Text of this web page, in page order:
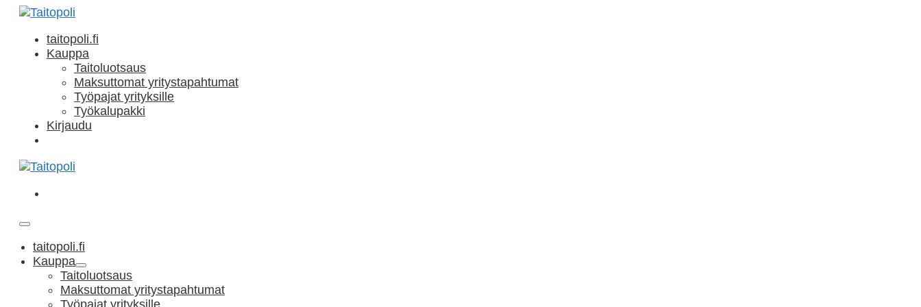
Siirry
taitopoli.fi
Kauppa
Taitoluotsaus
Maksuttomat yritystapahtumat
Työpajat yrityksille
Työkalupakki
Kirjaudu
Näytä/piilota
taitopoli.fi
Kauppa
Näytä/piilota
valikkomenu
Taitoluotsaus
Maksuttomat yritystapahtumat
Työpajat yrityksille